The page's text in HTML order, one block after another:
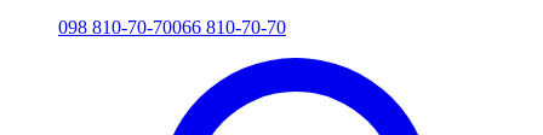
098 810-70-70066 810-70-70